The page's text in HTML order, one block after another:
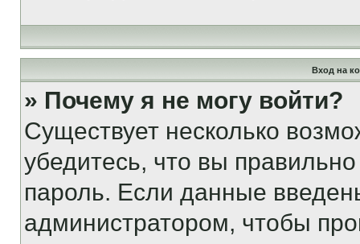
Вход на
» Почему я не могу войти?
Существует несколько
убедитесь, что вы
пароль. Если данные
администратором, чтобы